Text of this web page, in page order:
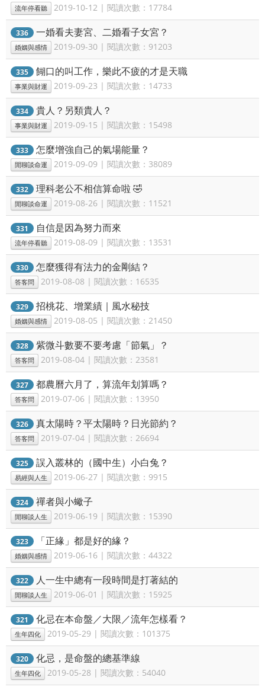
流年停看聽 2019-10-12 | 閱讀次數：17784
336 一婚看夫妻宮、二婚看子女宮？
婚姻與感情 2019-09-30 | 閱讀次數：91203
335 餬口的叫工作，樂此不疲的才是天職
事業與財運 2019-09-23 | 閱讀次數：14733
334 貴人？另類貴人？
事業與財運 2019-09-15 | 閱讀次數：15498
333 怎麼增強自己的氣場能量？
閒聊談命運 2019-09-09 | 閱讀次數：38089
332 理科老公不相信算命啦 🤣
閒聊談命運 2019-08-26 | 閱讀次數：11521
331 自信是因為努力而來
流年停看聽 2019-08-09 | 閱讀次數：13531
330 怎麼獲得有法力的金剛結？
答客問 2019-08-08 | 閱讀次數：16535
329 招桃花、增業績｜風水秘技
婚姻與感情 2019-08-05 | 閱讀次數：21450
328 紫微斗數要不要考慮「節氣」？
答客問 2019-08-04 | 閱讀次數：23581
327 都農曆六月了，算流年划算嗎？
答客問 2019-07-06 | 閱讀次數：13950
326 真太陽時？平太陽時？日光節約？
答客問 2019-07-04 | 閱讀次數：26694
325 誤入叢林的（國中生）小白兔？
易經與人生 2019-06-27 | 閱讀次數：9915
324 禪者與小蠍子
閒聊談人生 2019-06-19 | 閱讀次數：15390
323 「正緣」都是好的緣？
婚姻與感情 2019-06-16 | 閱讀次數：44322
322 人一生中總有一段時間是打著結的
閒聊談人生 2019-06-01 | 閱讀次數：15925
321 化忌在本命盤／大限／流年怎樣看？
生年四化 2019-05-29 | 閱讀次數：101375
320 化忌，是命盤的總基準線
生年四化 2019-05-28 | 閱讀次數：54040